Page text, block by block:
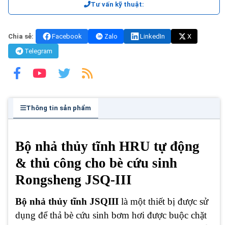
Tư vấn kỹ thuật:
Chia sẻ: Facebook Zalo LinkedIn
X
Telegram
Thông tin sản phẩm
Bộ nhả thủy tĩnh HRU tự động
& thủ công cho bè cứu sinh
Rongsheng JSQ-III
Bộ nhả thủy tĩnh JSQIII là một thiết bị được sử
dụng để thả bè cứu sinh bơm hơi được buộc chặt